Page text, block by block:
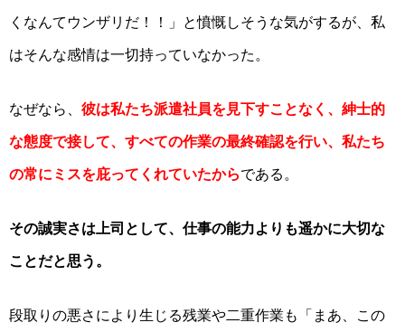
くなんてウンザリだ！！」と憤慨しそうな気がするが、私
はそんな感情は一切持っていなかった。
なぜなら、 彼は私たち派遣社員を見下すことなく、紳士的
な態度で接して、すべての作業の最終確認を行い、私たち
の常にミスを庇ってくれていたからである。
その誠実さは上司として、仕事の能力よりも遥かに大切な
ことだと思う。
段取りの悪さにより生じる残業や二重作業も「まあ、この